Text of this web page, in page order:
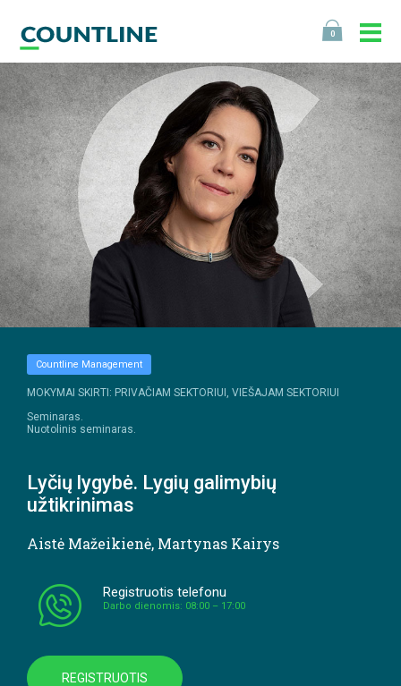
0
Countline Management
MOKYMAI SKIRTI: PRIVAČIAM SEKTORIUI, VIEŠAJAM SEKTORIUI
Seminaras.
Nuotolinis seminaras.
Lyčių lygybė. Lygių galimybių
užtikrinimas
Aistė Mažeikienė, Martynas Kairys
Registruotis telefonu
Darbo dienomis: 08:00 – 17:00
REGISTRUOTIS